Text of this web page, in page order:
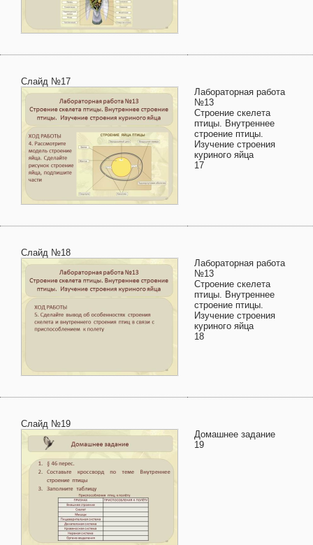
Слайд №17
Лабораторная работа
№13
Строение скелета
птицы. Внутреннее
строение птицы.
Изучение строения
куриного яйца
17
Слайд №18
Лабораторная работа
№13
Строение скелета
птицы. Внутреннее
строение птицы.
Изучение строения
куриного яйца
18
Слайд №19
Домашнее задание
19